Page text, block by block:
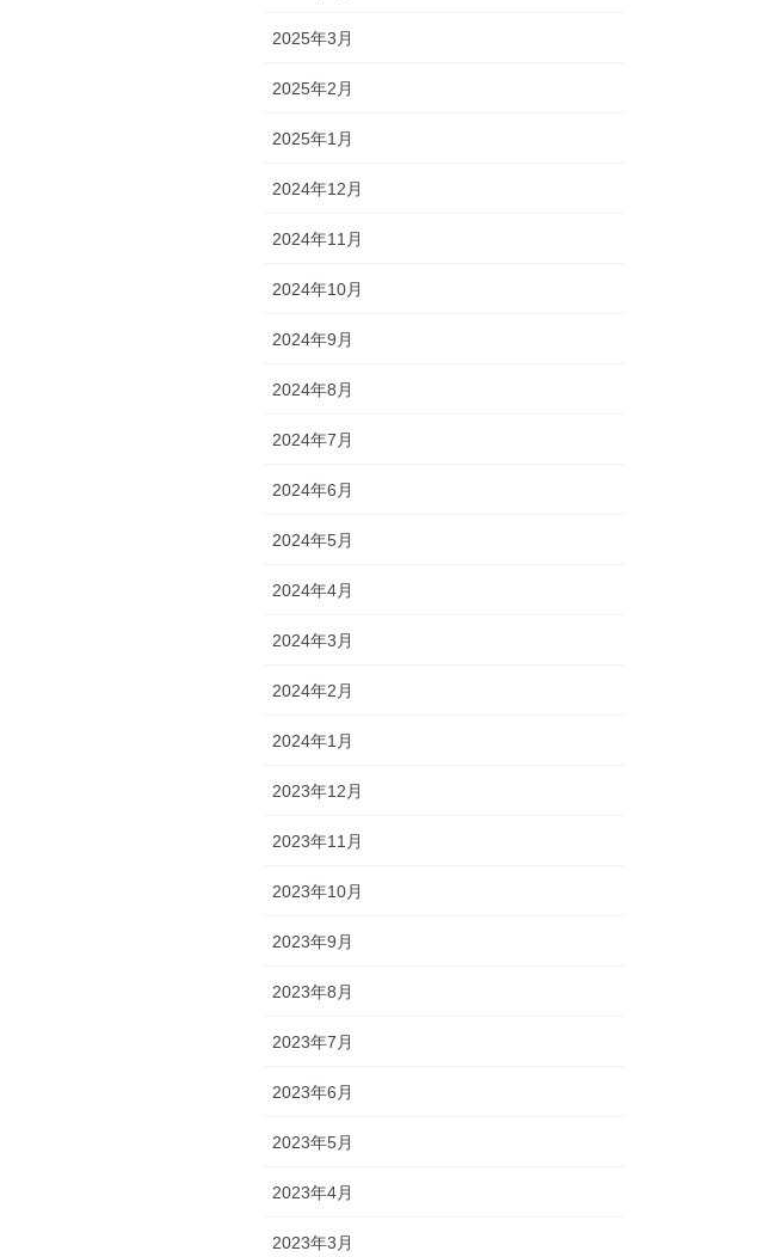
2025年3月
2025年2月
2025年1月
2024年12月
2024年11月
2024年10月
2024年9月
2024年8月
2024年7月
2024年6月
2024年5月
2024年4月
2024年3月
2024年2月
2024年1月
2023年12月
2023年11月
2023年10月
2023年9月
2023年8月
2023年7月
2023年6月
2023年5月
2023年4月
2023年3月